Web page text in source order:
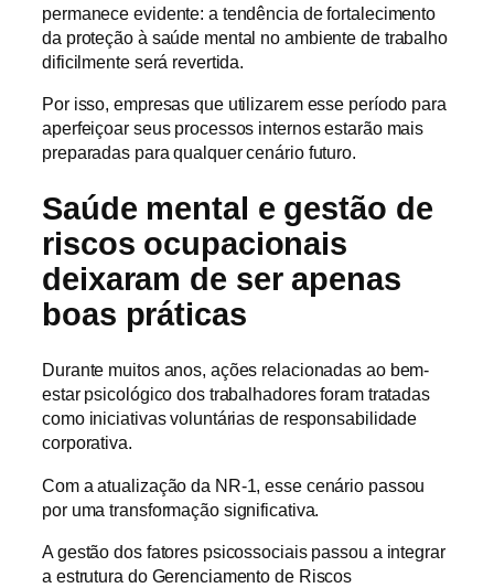
permanece evidente: a tendência de fortalecimento
da proteção à saúde mental no ambiente de trabalho
dificilmente será revertida.
Por isso, empresas que utilizarem esse período para
aperfeiçoar seus processos internos estarão mais
preparadas para qualquer cenário futuro.
Saúde mental e gestão de
riscos ocupacionais
deixaram de ser apenas
boas práticas
Durante muitos anos, ações relacionadas ao bem-
estar psicológico dos trabalhadores foram tratadas
como iniciativas voluntárias de responsabilidade
corporativa.
Com a atualização da NR-1, esse cenário passou
por uma transformação significativa.
A gestão dos fatores psicossociais passou a integrar
a estrutura do Gerenciamento de Riscos